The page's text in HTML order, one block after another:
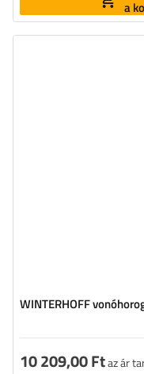
a
WINTERHOFF
10 209,00 Ftaz ár